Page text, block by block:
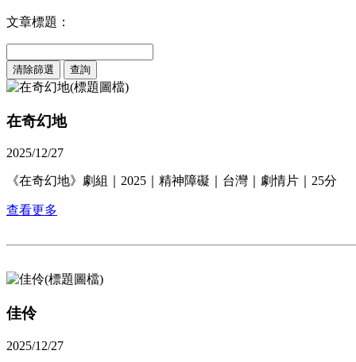
文章標題：
清除篩選
在奇幻地
2025/12/27
《在奇幻地》劇組｜2025｜精神障礙｜台灣｜劇情片｜25分
查看更多
佳伶
2025/12/27